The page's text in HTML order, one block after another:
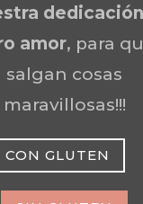
amor, para
salgan cosas
maravillosas!!!
CON GLUTEN